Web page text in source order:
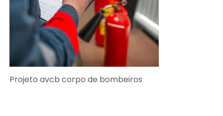
Projeto avcb corpo de bombeiros